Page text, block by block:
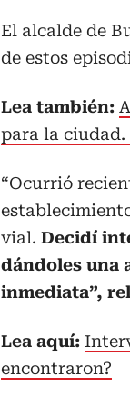
El alcalde de
de estos
Lea también:
para la ciudad.
“Ocurrió
vial. Decidí
dándoles una
inmediata”,
Lea aquí:
encontraron?